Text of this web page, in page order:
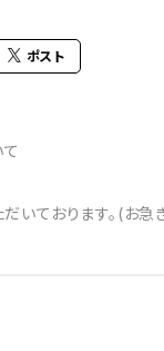
ポスト
ております。(お急